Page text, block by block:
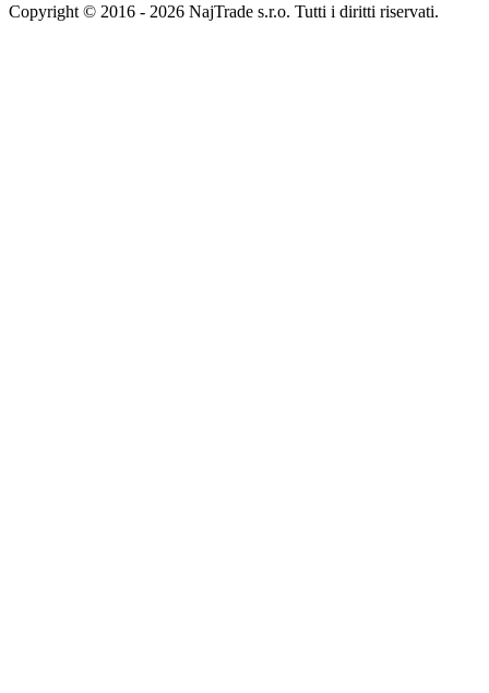
Copyright © 2016 - 2026 NajTrade s.r.o. Tutti i diritti riservati.